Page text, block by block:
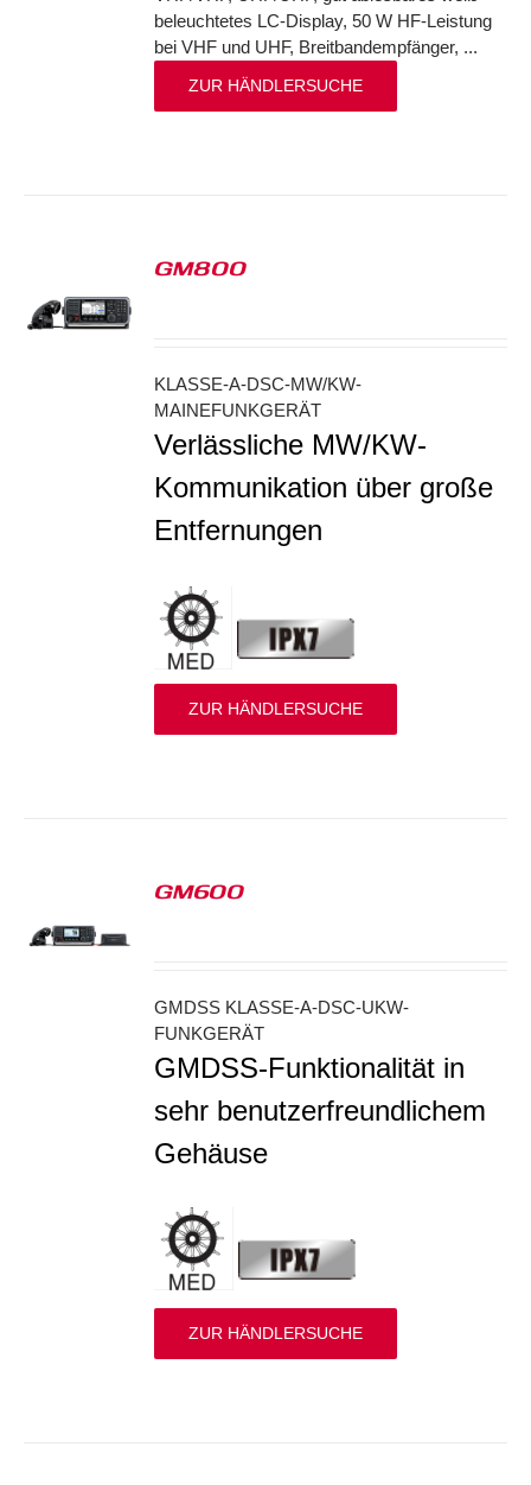
beleuchtetes LC-Display, 50 W HF-Leistung
bei VHF und UHF, Breitbandempfänger, ...
ZUR HÄNDLERSUCHE
GM800
KLASSE-A-DSC-MW/KW-
MAINEFUNKGERÄT
Verlässliche MW/KW-
Kommunikation über große
Entfernungen
ZUR HÄNDLERSUCHE
GM600
GMDSS KLASSE-A-DSC-UKW-
FUNKGERÄT
GMDSS-Funktionalität in
sehr benutzerfreundlichem
Gehäuse
ZUR HÄNDLERSUCHE